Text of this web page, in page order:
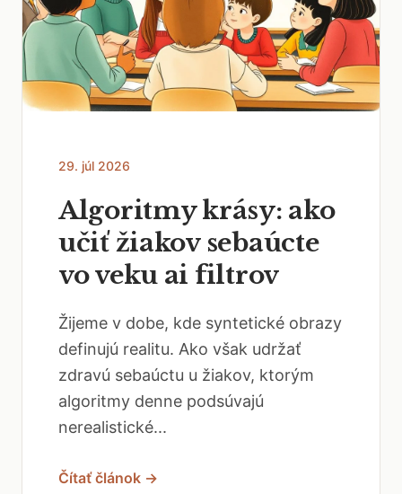
29. júl 2026
Algoritmy krásy: ako
učiť žiakov sebaúcte
vo veku ai filtrov
Žijeme v dobe, kde syntetické obrazy
definujú realitu. Ako však udržať
zdravú sebaúctu u žiakov, ktorým
algoritmy denne podsúvajú
nerealistické...
Čítať článok →